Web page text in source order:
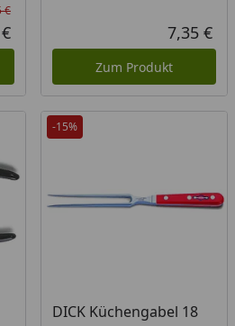
Rabatt in Prozent
Ursprünglicher Preis
€
Aktueller Preis 7,35 €
Zum Produkt
-15%
DICK Küchengabel 18